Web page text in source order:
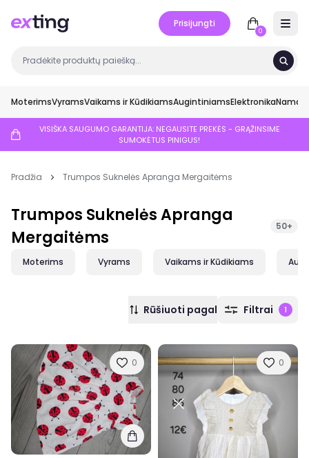
Prisijungti
0
MoterimsVyramsVaikams ir KūdikiamsAugintiniamsElektronikaNamai
VISIŠKA SAUGUMO GARANTIJA: NEGAUSITE PREKĖS - GRĄŽINSIME
SUMOKĖTUS PINIGUS!
Pradžia Trumpos Suknelės Apranga Mergaitėms
Trumpos Suknelės Apranga
Mergaitėms
50+
Moterims Vyrams Vaikams ir Kūdikiams
Rūšiuoti pagal Filtrai 1
0 0